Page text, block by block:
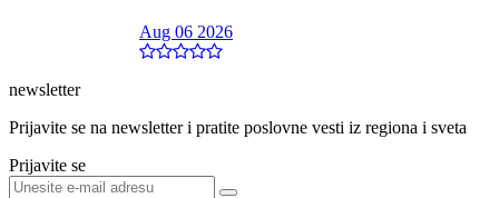
Aug 06 2026
newsletter
Prijavite se na newsletter i pratite poslovne vesti iz regiona i sveta
Prijavite se